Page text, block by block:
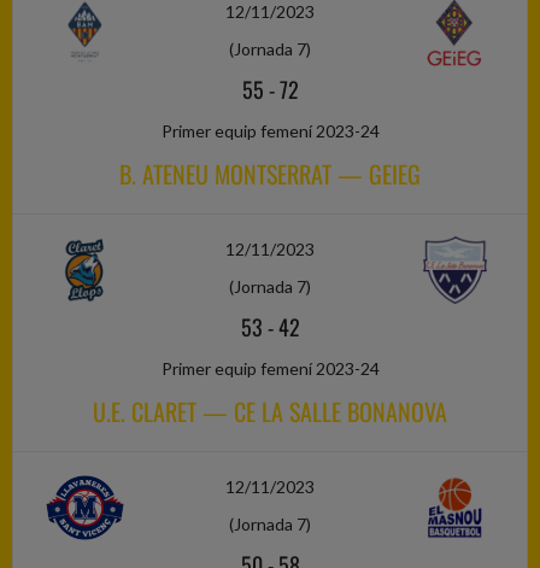
12/11/2023
(Jornada 7)
55-72
Primer equip femení 2023-24
B. ATENEU MONTSERRAT — GEIEG
12/11/2023
(Jornada 7)
53-42
Primer equip femení 2023-24
U.E. CLARET — CE LA SALLE BONANOVA
12/11/2023
(Jornada 7)